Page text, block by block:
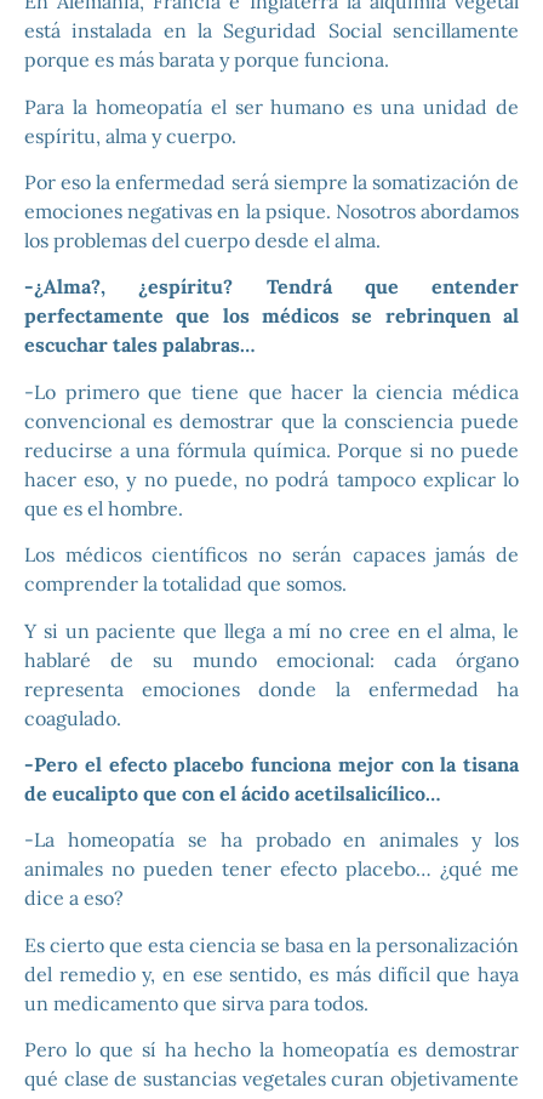
está instalada en la Seguridad Social sencillamente
porque es más barata y porque funciona.
Para la homeopatía el ser humano es una unidad de
espíritu, alma y cuerpo.
Por eso la enfermedad será siempre la somatización de
emociones negativas en la psique. Nosotros abordamos
los problemas del cuerpo desde el alma.
-¿Alma?, ¿espíritu? Tendrá que entender
perfectamente que los médicos se rebrinquen al
escuchar tales palabras…
-Lo primero que tiene que hacer la ciencia médica
convencional es demostrar que la consciencia puede
reducirse a una fórmula química. Porque si no puede
hacer eso, y no puede, no podrá tampoco explicar lo
que es el hombre.
Los médicos científicos no serán capaces jamás de
comprender la totalidad que somos.
Y si un paciente que llega a mí no cree en el alma, le
hablaré de su mundo emocional: cada órgano
representa emociones donde la enfermedad ha
coagulado.
-Pero el efecto placebo funciona mejor con la tisana
de eucalipto que con el ácido acetilsalicílico…
-La homeopatía se ha probado en animales y los
animales no pueden tener efecto placebo… ¿qué me
dice a eso?
Es cierto que esta ciencia se basa en la personalización
del remedio y, en ese sentido, es más difícil que haya
un medicamento que sirva para todos.
Pero lo que sí ha hecho la homeopatía es demostrar
qué clase de sustancias vegetales curan objetivamente